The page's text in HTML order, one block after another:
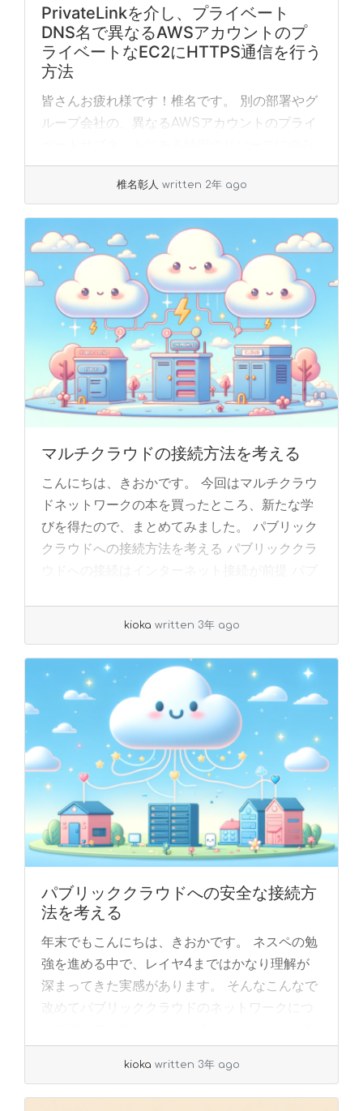
PrivateLinkを介し、プライベート
DNS名で異なるAWSアカウントのプ
ライベートなEC2にHTTPS通信を行う
方法
皆さんお疲れ様です！椎名です。 別の部署やグ
ループ会社の、異なるAWSアカウントのプライ
アクセスしたい、という場面に遭遇した経験は
ないでしょうか。こんな時にぜひ使っていただ
椎名彰人 written 2年 ago
マルチクラウドの接続方法を考える
こんにちは、きおかです。 今回はマルチクラウ
ドネットワークの本を買ったところ、新たな学
びを得たので、まとめてみました。 パブリック
クラウドへの接続方法を考える パブリッククラ
kioka written 3年 ago
パブリッククラウドへの安全な接続方
法を考える
年末でもこんにちは、きおかです。 ネスペの勉
強を進める中で、レイヤ4まではかなり理解が
深まってきた実感があります。 そんなこんなで
改めてパブリッククラウドのネットワークにつ
kioka written 3年 ago